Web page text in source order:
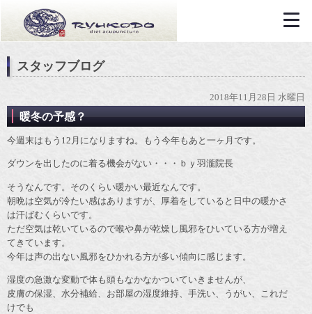
スタッフブログ
2018年11月28日 水曜日
暖冬の予感？
今週末はもう12月になりますね。もう今年もあと一ヶ月です。
ダウンを出したのに着る機会がない・・・ｂｙ羽瀧院長
そうなんです。そのくらい暖かい最近なんです。
朝晩は空気が冷たい感はありますが、厚着をしていると日中の暖かさ
は汗ばむくらいです。
ただ空気は乾いているので喉や鼻が乾燥し風邪をひいている方が増え
てきています。
今年は声の出ない風邪をひかれる方が多い傾向に感じます。
湿度の急激な変動で体も頭もなかなかついていきませんが、
皮膚の保湿、水分補給、お部屋の湿度維持、手洗い、うがい、これだ
けでも